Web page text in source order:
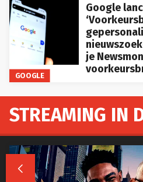
GOOGLE
Google
je
STREAMING IN
